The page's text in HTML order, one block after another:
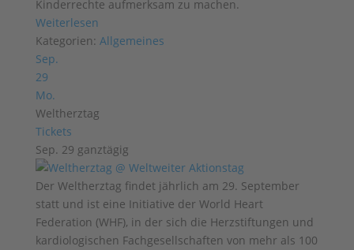
Kinderrechte aufmerksam zu machen.
Weiterlesen
Kategorien: Allgemeines
Sep.
29
Mo.
Weltherztag
Tickets
Sep. 29 ganztägig
Der Weltherztag findet jährlich am 29. September
statt und ist eine Initiative der World Heart
Federation (WHF), in der sich die Herzstiftungen und
kardiologischen Fachgesellschaften von mehr als 100